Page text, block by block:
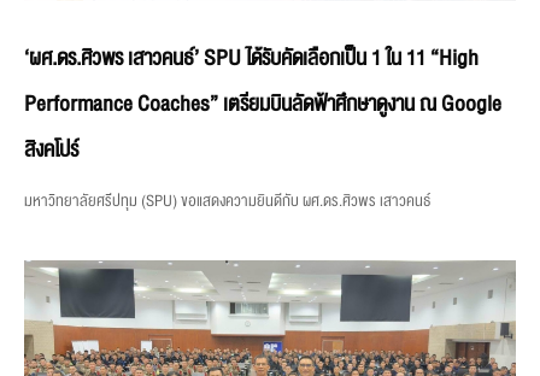
‘ผศ.ดร.ศิวพร เสาวคนธ์’ SPU ได้รับคัดเลือกเป็น 1 ใน 11 “High
Performance Coaches” เตรียมบินลัดฟ้าศึกษาดูงาน ณ Google
สิงคโปร์
มหาวิทยาลัยศรีปทุม (SPU) ขอแสดงความยินดีกับ ผศ.ดร.ศิวพร เสาวคนธ์